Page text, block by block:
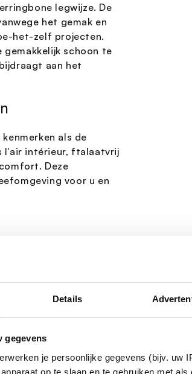
Details
gegevens
je persoonlijke gegevens (bijv. uw
op te slaan en te gebruiken met
legwijze. De
het gemak en
het-zelf projecten.
schoon te
aan het
als de
l'air intérieur, ftalaatvrij
Deze
voor u en
de kwaliteit van
u meer waarde
ervoor dat u
zorgen.